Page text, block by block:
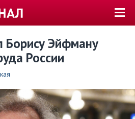
Борису Эйфману
России